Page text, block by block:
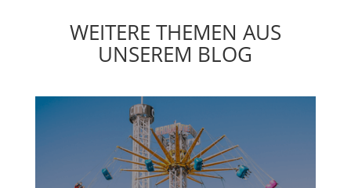
WEITERE THEMEN AUS
UNSEREM BLOG